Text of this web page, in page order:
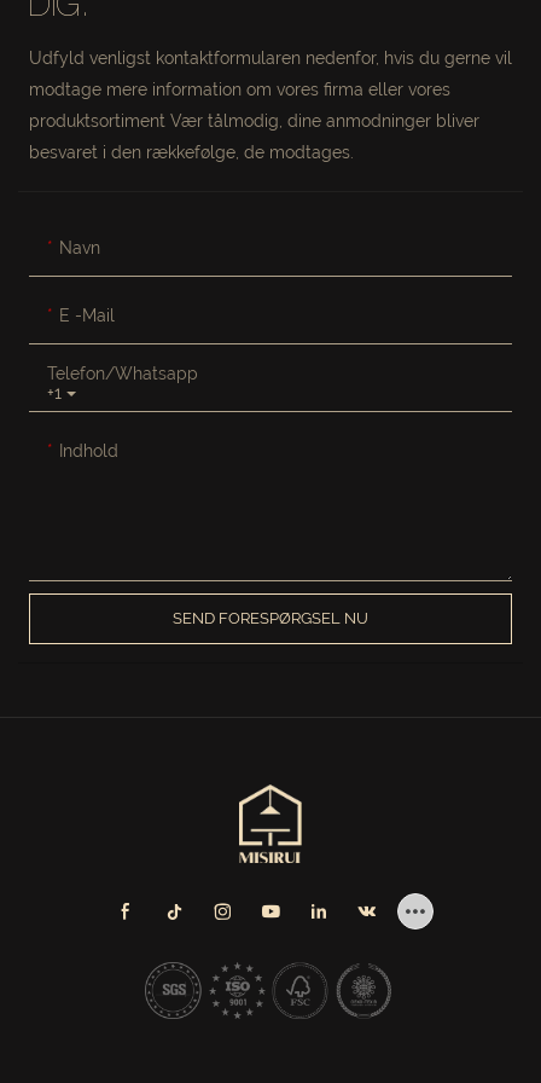
DIG.
Udfyld venligst kontaktformularen nedenfor, hvis du gerne vil
modtage mere information om vores firma eller vores
produktsortiment Vær tålmodig, dine anmodninger bliver
besvaret i den rækkefølge, de modtages.
Navn
E -mail
+1
Telefon/whatsapp
Indhold
SEND FORESPØRGSEL NU